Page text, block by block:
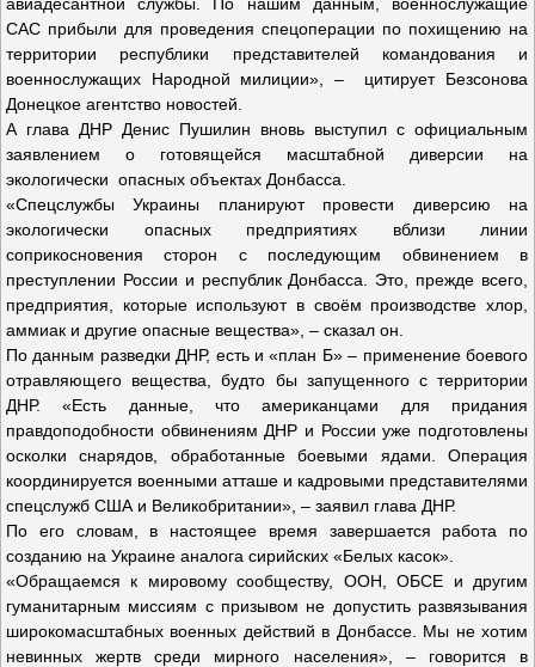
САС прибыли для проведения спецоперации по похищению на
территории республики представителей командования и
военнослужащих Народной милиции», – цитирует Безсонова
Донецкое агентство новостей.
А глава ДНР Денис Пушилин вновь выступил с официальным
заявлением о готовящейся масштабной диверсии на
экологически опасных объектах Донбасса.
«Спецслужбы Украины планируют провести диверсию на
экологически опасных предприятиях вблизи линии
соприкосновения сторон с последующим обвинением в
преступлении России и республик Донбасса. Это, прежде всего,
предприятия, которые используют в своём производстве хлор,
аммиак и другие опасные вещества», – сказал он.
По данным разведки ДНР, есть и «план Б» – применение боевого
отравляющего вещества, будто бы запущенного с территории
ДНР. «Есть данные, что американцами для придания
правдоподобности обвинениям ДНР и России уже подготовлены
осколки снарядов, обработанные боевыми ядами. Операция
координируется военными атташе и кадровыми представителями
спецслужб США и Великобритании», – заявил глава ДНР.
По его словам, в настоящее время завершается работа по
созданию на Украине аналога сирийских «Белых касок».
«Обращаемся к мировому сообществу, ООН, ОБСЕ и другим
гуманитарным миссиям с призывом не допустить развязывания
широкомасштабных военных действий в Донбассе. Мы не хотим
невинных жертв среди мирного населения», – говорится в